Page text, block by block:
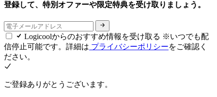
登録して、特別オファーや限定特典を受け取りましょう。
Logicoolからのおすすめ情報を受け取る ※いつでも配
信停止可能です。詳細は プライバシーポリシーをご確認く
ださい。
ご登録ありがとうございます。